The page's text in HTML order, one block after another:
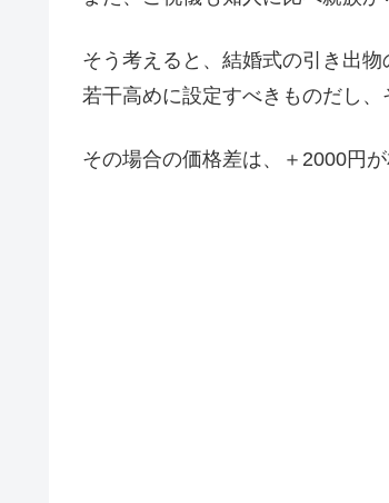
そう考えると、結婚式の引き出
若干高めに設定すべきものだし、
その場合の価格差は、＋2000円が